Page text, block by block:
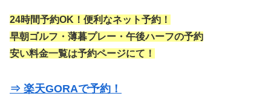
24時間予約OK！便利なネット予約！
早朝ゴルフ・薄暮プレー・午後ハーフの予約
安い料金一覧は予約ページにて！
⇒ 楽天GORAで予約！